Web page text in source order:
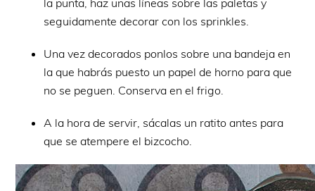
seguidamente decorar con los sprinkles.
Una vez decorados ponlos sobre una bandeja en
la que habrás puesto un papel de horno para que
no se peguen. Conserva en el frigo.
A la hora de servir, sácalas un ratito antes para
que se atempere el bizcocho.